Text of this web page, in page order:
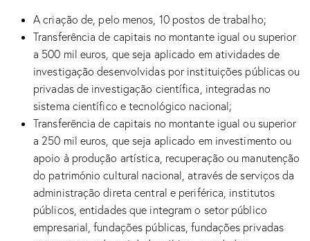
A criação de, pelo menos, 10 postos de trabalho;
Transferência de capitais no montante igual ou superior
a 500 mil euros, que seja aplicado em atividades de
investigação desenvolvidas por instituições públicas ou
privadas de investigação científica, integradas no
sistema científico e tecnológico nacional;
Transferência de capitais no montante igual ou superior
a 250 mil euros, que seja aplicado em investimento ou
apoio à produção artística, recuperação ou manutenção
do património cultural nacional, através de serviços da
administração direta central e periférica, institutos
públicos, entidades que integram o setor público
empresarial, fundações públicas, fundações privadas